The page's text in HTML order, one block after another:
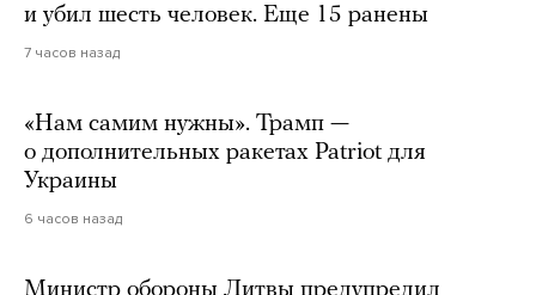
и убил шесть человек. Еще 15 ранены
7 часов назад
«Нам самим нужны». Трамп —
о дополнительных ракетах Patriot для
Украины
6 часов назад
Министр обороны Литвы предупредил